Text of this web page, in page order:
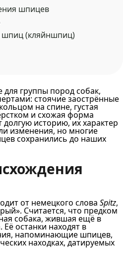
шпицев
(кляйншпиц)
группы пород собак,
стоячие заострённые
на спине, густая
и схожая форма
историю, их характер
изменения, но многие
сохранились до наших
от немецкого слова Spitz,
Считается, что предком
собака, жившая ещё в
останки находят в
напоминающие шпицев,
находках, датируемых